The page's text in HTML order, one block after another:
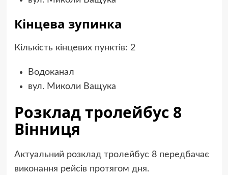
Кінцева зупинка
Кількість кінцевих пунктів: 2
Водоканал
вул. Миколи Ващука
Розклад тролейбус 8
Вінниця
Актуальний розклад тролейбус 8 передбачає
виконання рейсів протягом дня.